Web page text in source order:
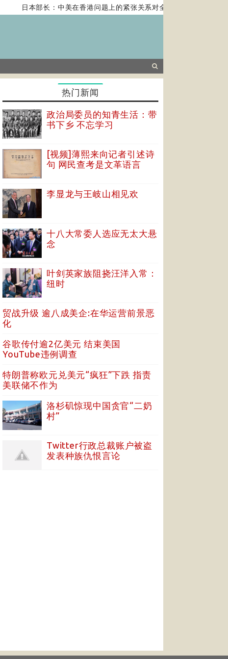
日本部长：中美在香港问题上的紧张关系对全球经济构成风险
热门新闻
政治局委员的知青生活：带
书下乡 不忘学习
[视频]薄熙来向记者引述诗
句 网民查考是文革语言
李显龙与王岐山相见欢
十八大常委人选应无太大悬
念
叶剑英家族阻挠汪洋入常：
纽时
贸战升级 逾八成美企:在华运营前景恶
化
谷歌传付逾2亿美元 结束美国
YouTube违例调查
特朗普称欧元兑美元“疯狂”下跌 指责
美联储不作为
洛杉矶惊现中国贪官“二奶
村”
Twitter行政总裁账户被盗
发表种族仇恨言论